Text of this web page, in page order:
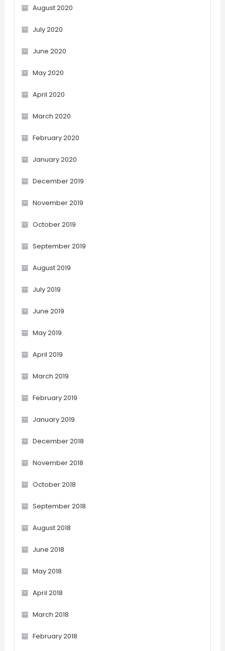
August 2020
July 2020
June 2020
May 2020
April 2020
March 2020
February 2020
January 2020
December 2019
November 2019
October 2019
September 2019
August 2019
July 2019
June 2019
May 2019
April 2019
March 2019
February 2019
January 2019
December 2018
November 2018
October 2018
September 2018
August 2018
June 2018
May 2018
April 2018
March 2018
February 2018